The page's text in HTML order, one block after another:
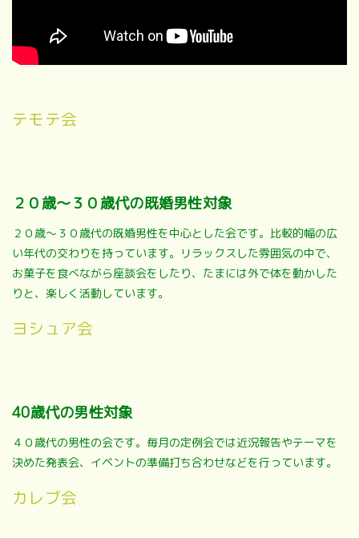
テモテ会
２０歳～３０歳代の既婚男性対象
２０歳～３０歳代の既婚男性を中心とした会です。比較的幅の広
い年代の交わりを持っています。リラックスした雰囲気の中で、
お菓子を食べながら座談会をしたり、たまには外で体を動かした
りと、楽しく活動しています。
ヨシュア会
40歳代の男性対象
４０歳代の男性の会です。毎月の定例会では近況報告やテーマを
決めた発表会、イベントの準備打ち合わせなどを行っています。
カレブ会